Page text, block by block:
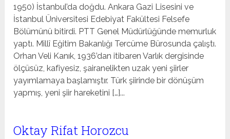
1950) İstanbul’da doğdu. Ankara Gazi Lisesini ve
İstanbul Üniversitesi Edebiyat Fakültesi Felsefe
Bölümünü bitirdi. PTT Genel Müdürlüğünde memurluk
yaptı. Millî Eğitim Bakanlığı Tercüme Bürosunda çalıştı.
Orhan Veli Kanık, 1936’dan itibaren Varlık dergisinde
ölçüsüz, kafiyesiz, şairanelikten uzak yeni şiirler
yayımlamaya başlamıştır. Türk şiirinde bir dönüşüm
yapmış, yeni şiir hareketini […]...
Oktay Rifat Horozcu